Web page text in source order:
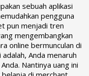
sebuah aplikasi
pengguna
pun menjadi tren
mengembangkan
online bermunculan di
Anda menaruh
Nantinya uang ini